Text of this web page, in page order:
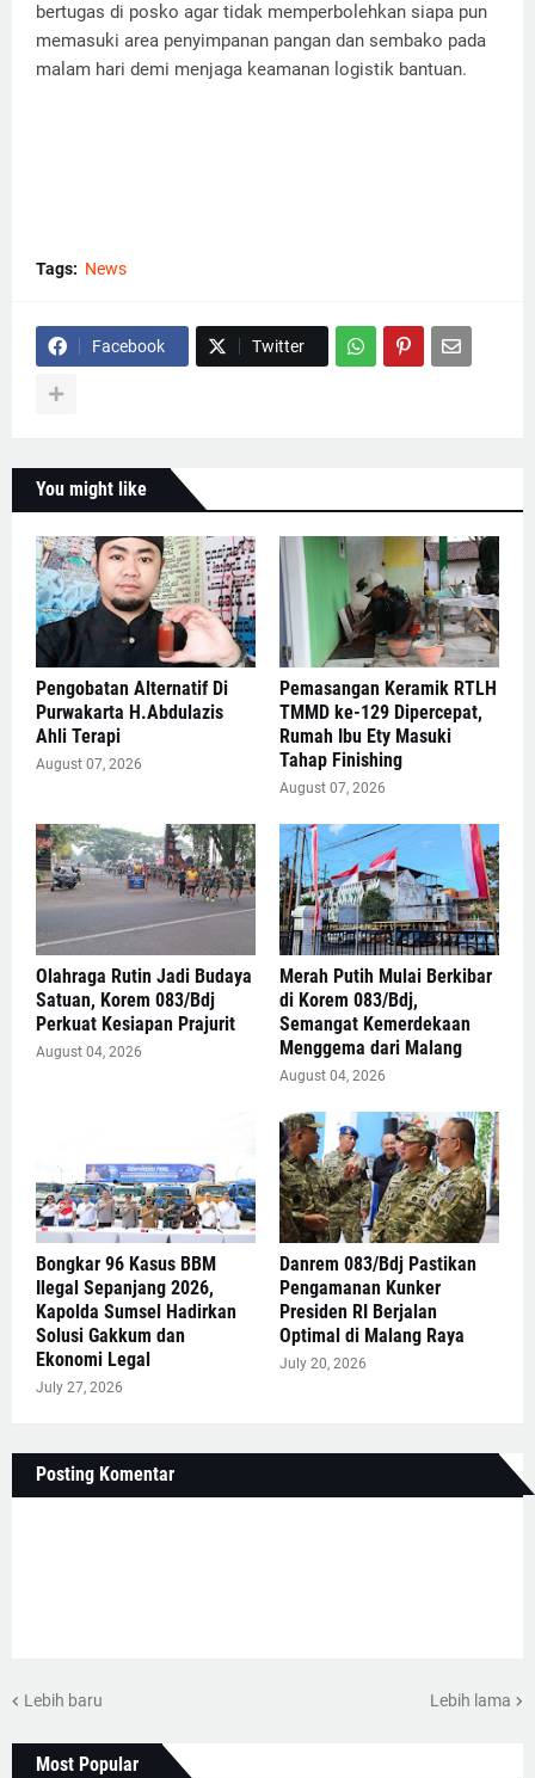
bertugas di posko agar tidak memperbolehkan siapa pun
memasuki area penyimpanan pangan dan sembako pada
malam hari demi menjaga keamanan logistik bantuan.
Tags: News
Facebook Twitter
You might like
Pengobatan Alternatif Di
Purwakarta H.Abdulazis
Ahli Terapi
August 07, 2026
Pemasangan Keramik RTLH
TMMD ke-129 Dipercepat,
Rumah Ibu Ety Masuki
Tahap Finishing
August 07, 2026
Olahraga Rutin Jadi Budaya
Satuan, Korem 083/Bdj
Perkuat Kesiapan Prajurit
August 04, 2026
Merah Putih Mulai Berkibar
di Korem 083/Bdj,
Semangat Kemerdekaan
Menggema dari Malang
August 04, 2026
Bongkar 96 Kasus BBM
Ilegal Sepanjang 2026,
Kapolda Sumsel Hadirkan
Solusi Gakkum dan
Ekonomi Legal
July 27, 2026
Danrem 083/Bdj Pastikan
Pengamanan Kunker
Presiden RI Berjalan
Optimal di Malang Raya
July 20, 2026
Posting Komentar
Lebih baru Lebih lama
Most Popular